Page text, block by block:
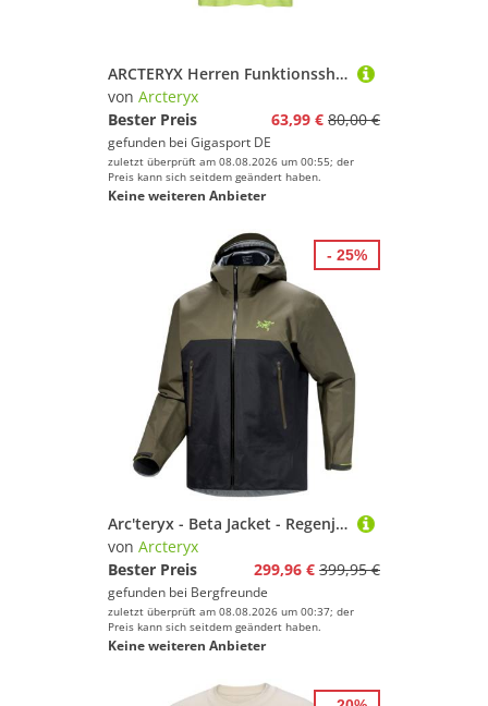
ARCTERYX Herren Funktionsshirt Cormac Logo UV 40+ hellgrün | S
von Arcteryx
Bester Preis
63,99 € 80,00 €
gefunden bei Gigasport DE
zuletzt überprüft am 08.08.2026 um 00:55; der
Preis kann sich seitdem geändert haben.
Keine weiteren Anbieter
Arc'teryx - Beta Jacket - Regenjacke Gr M schwarz
von Arcteryx
Bester Preis
299,96 € 399,95 €
gefunden bei Bergfreunde
zuletzt überprüft am 08.08.2026 um 00:37; der
Preis kann sich seitdem geändert haben.
Keine weiteren Anbieter
- 25%